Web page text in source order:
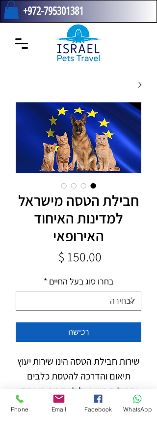
+972-795301381
חבילת הטסה מישראל
למדינות האיחוד
האירופאי
בחרו סוג בעל החיים *
רכישה
שירות חבילת הטסה הינו שירות יעוץ
תיאום והדרכה להטסת כלבים
וחתולים מישראל למדינות האיחוד
האירופאי במקביל לפרטים הבאים:
Phone Email Facebook WhatsApp